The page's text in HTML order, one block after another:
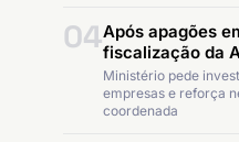
04Após apagões
fiscalização da
Ministério pede
empresas e reforça
coordenada